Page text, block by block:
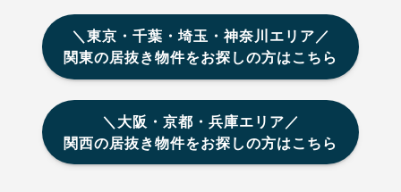
＼東京・千葉・埼玉・神奈川エリア／
関東の居抜き物件をお探しの方はこちら
＼大阪・京都・兵庫エリア／
関西の居抜き物件をお探しの方はこちら